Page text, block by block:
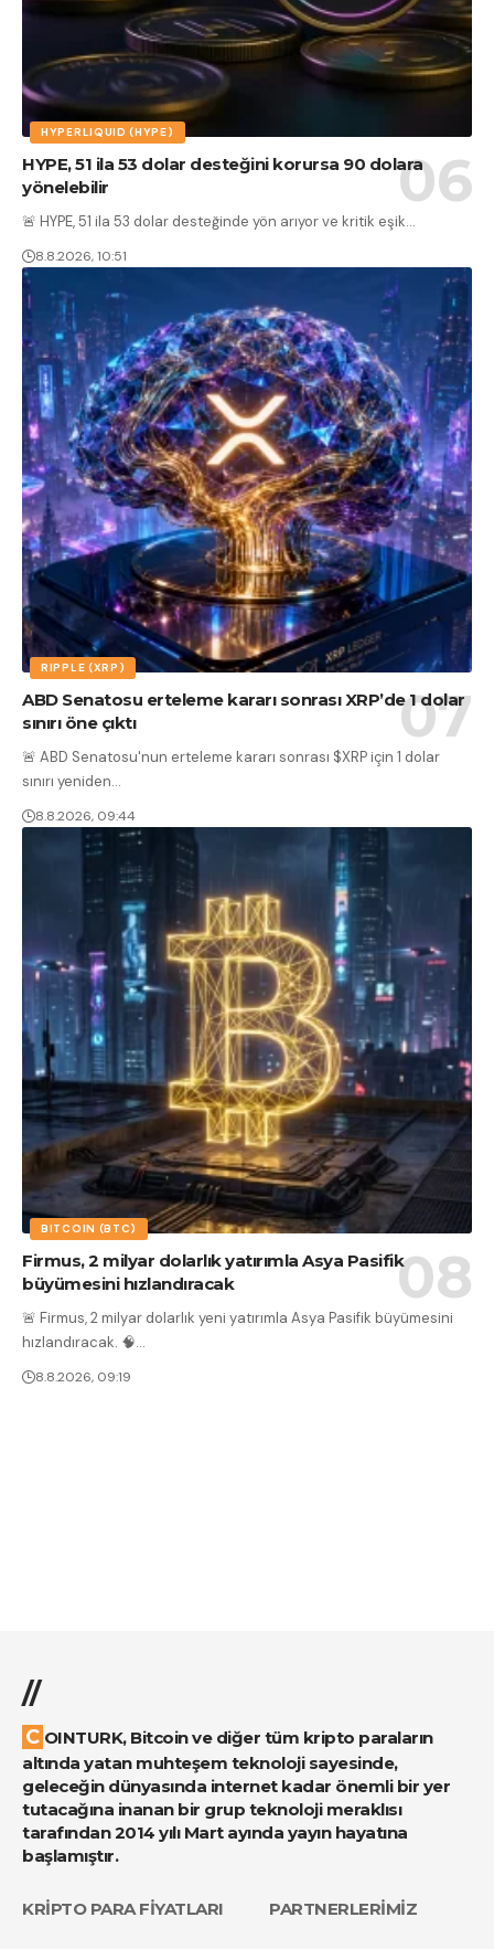
HYPERLIQUID (HYPE)
HYPE, 51 ila 53 dolar desteğini korursa 90 dolara
yönelebilir
🚨 HYPE, 51 ila 53 dolar desteğinde yön arıyor ve kritik eşik…
8.8.2026, 10:51
RIPPLE (XRP)
ABD Senatosu erteleme kararı sonrası XRP’de 1 dolar
sınırı öne çıktı
🚨 ABD Senatosu'nun erteleme kararı sonrası $XRP için 1 dolar
sınırı yeniden…
8.8.2026, 09:44
BITCOIN (BTC)
Firmus, 2 milyar dolarlık yatırımla Asya Pasifik
büyümesini hızlandıracak
🚨 Firmus, 2 milyar dolarlık yeni yatırımla Asya Pasifik büyümesini
hızlandıracak. 🧠…
8.8.2026, 09:19
//
COINTURK, Bitcoin ve diğer tüm kripto paraların
altında yatan muhteşem teknoloji sayesinde,
geleceğin dünyasında internet kadar önemli bir yer
tutacağına inanan bir grup teknoloji meraklısı
tarafından 2014 yılı Mart ayında yayın hayatına
başlamıştır.
KRİPTO PARA FİYATLARI PARTNERLERİMİZ